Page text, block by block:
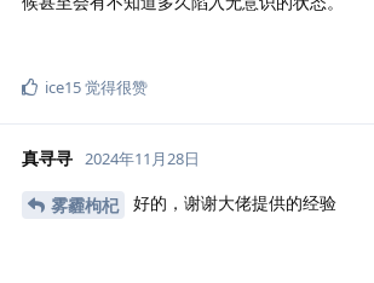
ice15觉得很赞
真寻寻 2024年11月28日
雾霾枸杞 好的，谢谢大佬提供的经验